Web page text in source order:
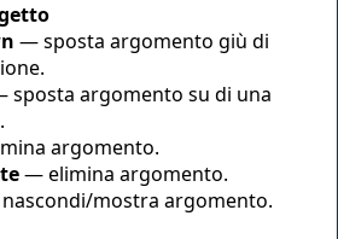
— sposta argomento giù di
sposta argomento su di una
argomento.
— elimina argomento.
mostra argomento.